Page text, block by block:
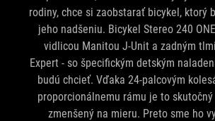
rodiny, chce si zaobstarať bicykel, ktorý
jeho nadšeniu. Bicykel Stereo 240
vidlicou Manitou J-Unit a zadným
Expert - so špecifickým detským
budú chcieť. Vďaka 24-palcovým
proporcionálnemu rámu je to
zmenšený na mieru. Preto sme ho